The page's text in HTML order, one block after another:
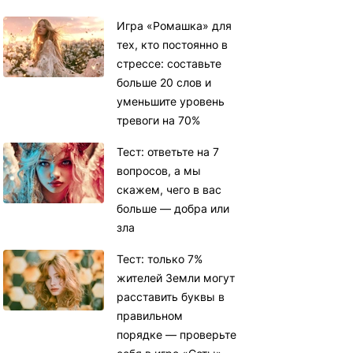
Игра «Ромашка» для
тех, кто постоянно в
стрессе: составьте
больше 20 слов и
уменьшите уровень
тревоги на 70%
Тест: ответьте на 7
вопросов, а мы
скажем, чего в вас
больше — добра или
зла
Тест: только 7%
жителей Земли могут
расставить буквы в
правильном
порядке — проверьте